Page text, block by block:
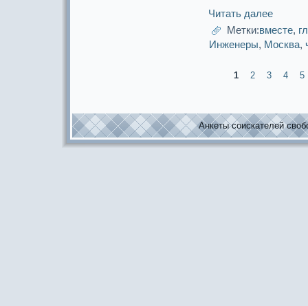
Читать далее
Метки:вместе,
Инженеры, Москва,
1 2 3 4 5
Анкеты соискaтелей